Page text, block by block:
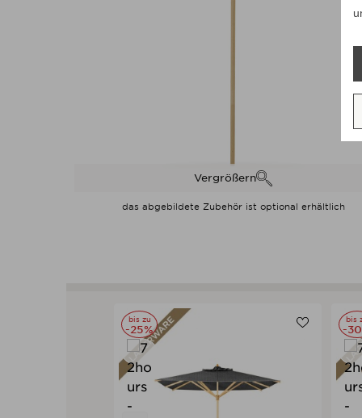
Vergrößern
das abgebildete Zubehör ist optional erhältlich
bis zu
-25%
bis
-